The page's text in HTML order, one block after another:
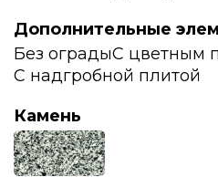
Дополнительные
Без оградыС цветным
С надгробной плитой
Камень